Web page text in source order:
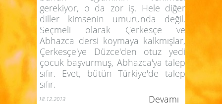
gerekiyor, o da zor iş. Hele diğer
diller kimsenin umurunda değil.
Seçmeli olarak Çerkesçe ve
Abhazca dersi koymaya kalkmışlar,
Çerkesçe'ye Düzce'den otuz yedi
çocuk başvurmuş, Abhazca'ya talep
sıfır. Evet, bütün Türkiye'de talep
sıfır.
18.12.2013 Devamı